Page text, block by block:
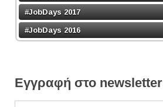
#JobDays 2017
#JobDays 2016
Εγγραφή στο newsletter